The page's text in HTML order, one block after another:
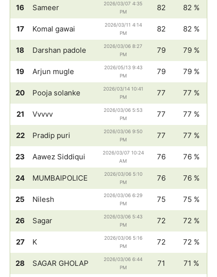
16 Sameer
2026/03/07 4:35
PM
82 82 %
17 Komal gawai
2026/03/11 4:14
PM
82 82 %
18 Darshan padole
2026/03/06 8:27
PM
79 79 %
19 Arjun mugle
2026/05/13 9:43
PM
79 79 %
20 Pooja solanke
2026/03/14 10:41
PM
77 77 %
21 Vvvvv
2026/03/06 5:53
PM
77 77 %
22 Pradip puri
2026/03/06 9:50
PM
77 77 %
23 Aawez Siddiqui
2026/03/07 10:24
AM
76 76 %
24 MUMBAIPOLICE
2026/03/06 5:10
PM
76 76 %
25 Nilesh
2026/03/06 6:29
PM
75 75 %
26 Sagar
2026/03/06 5:43
PM
72 72 %
27 K
2026/03/06 5:16
PM
72 72 %
28 SAGAR GHOLAP
2026/03/06 6:44
PM
71 71 %